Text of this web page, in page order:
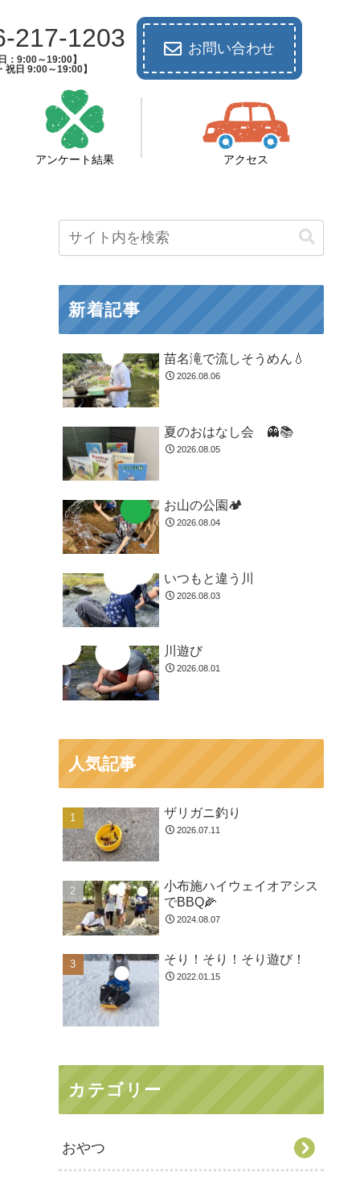
217-1203
：9:00～19:00】
祝日 9:00～19:00】
お問い合わせ
アンケート結果 アクセス
新着記事
苗名滝で流しそうめん💧
2026.08.06
夏のおはなし会 👻📚️
2026.08.05
お山の公園🏕️
2026.08.04
いつもと違う川
2026.08.03
川遊び
2026.08.01
人気記事
ザリガニ釣り
2026.07.11
小布施ハイウェイオアシス
でBBQ🌽
2024.08.07
そり！そり！そり遊び！
2022.01.15
カテゴリー
おやつ